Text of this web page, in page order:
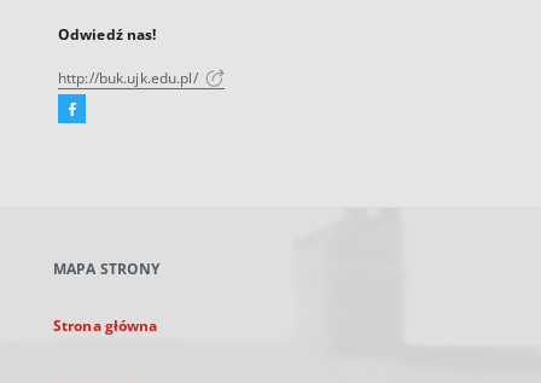
Odwiedź nas!
http://buk.ujk.edu.pl/
Facebook
karcie
MAPA STRONY
Strona główna